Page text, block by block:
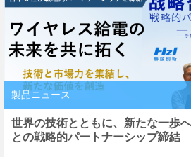
製品ニュース
世界の技術とともに、新たな一歩
との戦略的パートナーシップ締結